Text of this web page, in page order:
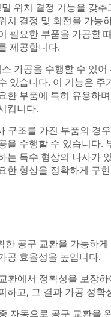
위치 결정 기능을 갖
치 결정 및 회전을 가능
필요한 부품을 가공할
제공합니다.
가공을 수행할 수 있
있습니다. 이 기능은 주
한 부품에 특히 유용하
킵니다.
구조를 가진 부품의 경
을 수행할 수 있습니다.
는 특수 형상의 나사가
한 형상을 정확하게 구
한 공구 교환을 가능하
공 효율성을 높입니다.
환에서 정확성을 보장
하고, 그 결과 가공 정확
자동으로 공구 교환을